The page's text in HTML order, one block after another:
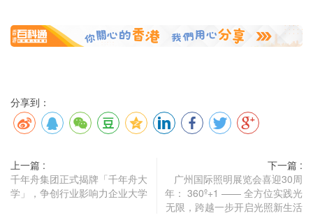
分享到：
上一篇 :
千年舟集团正式揭牌「千年舟大
学」，争创行业影响力企业大学
下一篇 :
广州国际照明展览会喜迎30周
年： 360º+1 —— 全方位实践光
无限，跨越一步开启光照新生活